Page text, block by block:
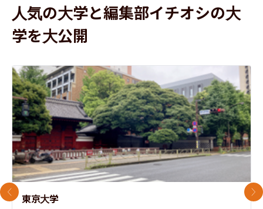
人気の大学と編集部イチオシの大
学を大公開
東京大学
前のスライド 次